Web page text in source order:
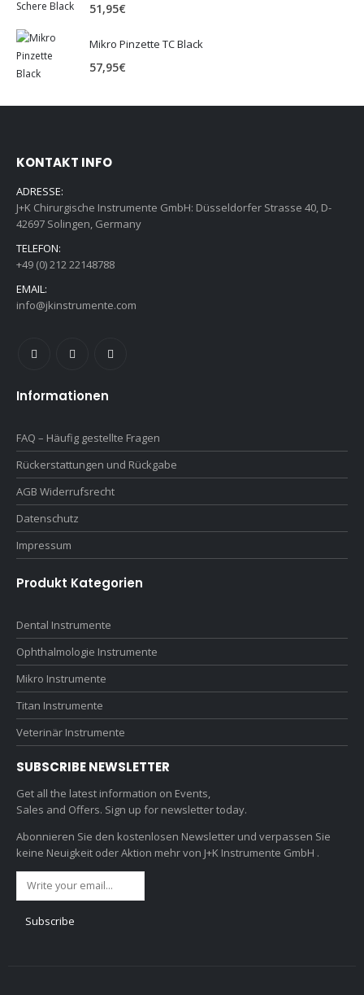
51,95€
Mikro Pinzette TC Black
57,95€
KONTAKT INFO
ADRESSE:
J+K Chirurgische Instrumente GmbH: Düsseldorfer Strasse 40, D-
42697 Solingen, Germany
TELEFON:
+49 (0) 212 22148788
EMAIL:
info@jkinstrumente.com
Informationen
FAQ – Häufig gestellte Fragen
Rückerstattungen und Rückgabe
AGB Widerrufsrecht
Datenschutz
Impressum
Produkt Kategorien
Dental Instrumente
Ophthalmologie Instrumente
Mikro Instrumente
Titan Instrumente
Veterinär Instrumente
SUBSCRIBE NEWSLETTER
Get all the latest information on Events,
Sales and Offers. Sign up for newsletter today.
Abonnieren Sie den kostenlosen Newsletter und verpassen Sie
keine Neuigkeit oder Aktion mehr von J+K Instrumente GmbH .